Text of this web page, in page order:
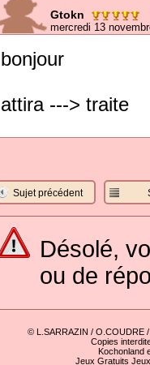
Gtokn
mercredi 13
bonjour
attira ---> traite
Sujet précédent
Désolé,
ou de
© L.SARRAZIN / O.COUDRE
Copies
Kochonland
Jeux Gratuits Jeux